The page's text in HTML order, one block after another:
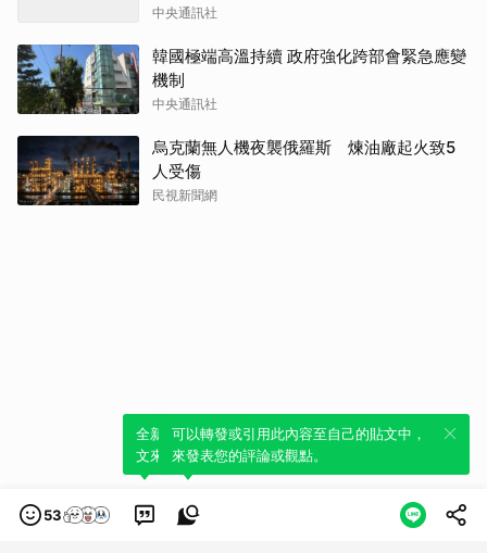
中央通訊社
韓國極端高溫持續 政府強化跨部會緊急應變
機制
中央通訊社
烏克蘭無人機夜襲俄羅斯 煉油廠起火致5
人受傷
民視新聞網
53
全新體驗！一鍵引用此內容，透過發布貼
文來輕鬆表達個人立場。
可以轉發或引用此內容至自己的貼文中，
來發表您的評論或觀點。